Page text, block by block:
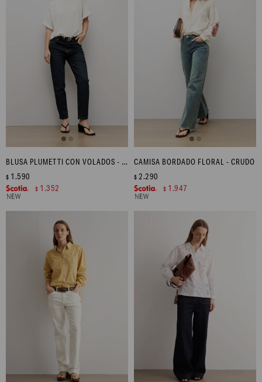
BLUSA PLUMETTI CON VOLADOS - CRUDO
$ 1.590
$ 1.352
CAMISA BORDADO FLORAL - CRUDO
$ 2.290
$ 1.947